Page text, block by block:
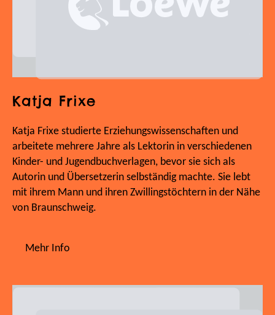
Katja Frixe
Katja Frixe studierte Erziehungswissenschaften und
arbeitete mehrere Jahre als Lektorin in verschiedenen
Kinder- und Jugendbuchverlagen, bevor sie sich als
Autorin und Übersetzerin selbständig machte. Sie lebt
mit ihrem Mann und ihren Zwillingstöchtern in der Nähe
von Braunschweig.
Mehr Info